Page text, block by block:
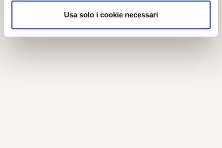
Usa solo i cookie necessari